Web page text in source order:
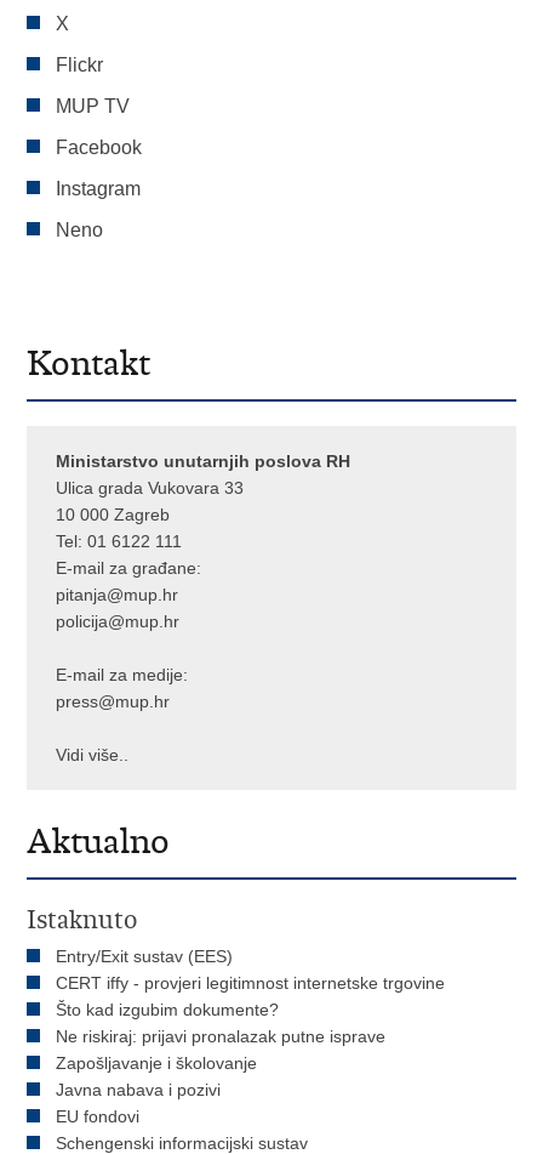
X
Flickr
MUP TV
Facebook
Instagram
Neno
Kontakt
Ministarstvo unutarnjih poslova RH
Ulica grada Vukovara 33
10 000 Zagreb
Tel:01 6122 111
E-mail za građane:
pitanja@mup.hr
policija@mup.hr
E-mail za medije:
press@mup.hr
Vidi više..
Aktualno
Istaknuto
Entry/Exit sustav (EES)
CERT iffy - provjeri legitimnost internetske trgovine
Što kad izgubim dokumente?
Ne riskiraj: prijavi pronalazak putne isprave
Zapošljavanje i školovanje
Javna nabava i pozivi
EU fondovi
Schengenski informacijski sustav